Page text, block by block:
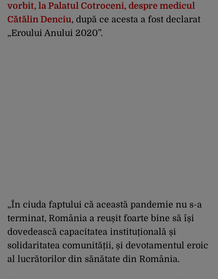
vorbit, la Palatul Cotroceni, despre medicul
Cătălin Denciu, după ce acesta a fost declarat
„Eroului Anului 2020”.
„În ciuda faptului că această pandemie nu s-a
terminat, România a reușit foarte bine să își
dovedească capacitatea instituțională și
solidaritatea comunității, și devotamentul eroic
al lucrătorilor din sănătate din România.